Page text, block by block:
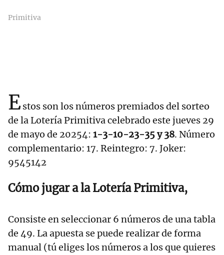
Primitiva
Estos son los números premiados del sorteo
de la Lotería Primitiva celebrado este jueves 29
de mayo de 20254: 1-3-10-23-35 y 38. Número
complementario: 17. Reintegro: 7. Joker:
9545142
Cómo jugar a la Lotería Primitiva,
Consiste en seleccionar 6 números de una tabla
de 49. La apuesta se puede realizar de forma
manual (tú eliges los números a los que quieres